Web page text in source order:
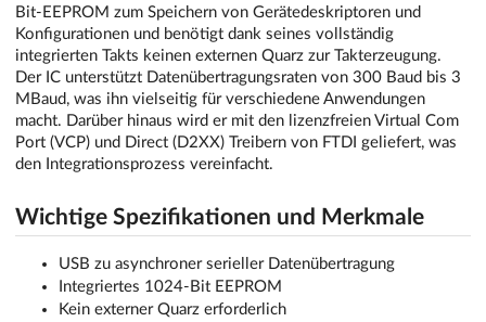
Bit-EEPROM zum Speichern von Gerätedeskriptoren und
Konfigurationen und benötigt dank seines vollständig
integrierten Takts keinen externen Quarz zur Takterzeugung.
Der IC unterstützt Datenübertragungsraten von 300 Baud bis 3
MBaud, was ihn vielseitig für verschiedene Anwendungen
macht. Darüber hinaus wird er mit den lizenzfreien Virtual Com
Port (VCP) und Direct (D2XX) Treibern von FTDI geliefert, was
den Integrationsprozess vereinfacht.
Wichtige Spezifikationen und Merkmale
USB zu asynchroner serieller Datenübertragung
Integriertes 1024-Bit EEPROM
Kein externer Quarz erforderlich